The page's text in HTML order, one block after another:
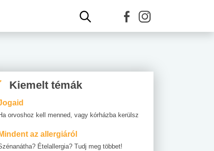
Kiemelt témák
orvoshoz kell menned, vagy kórházba kerülsz
Mindent az allergiáról
Ételallergia? Tudj meg többet!